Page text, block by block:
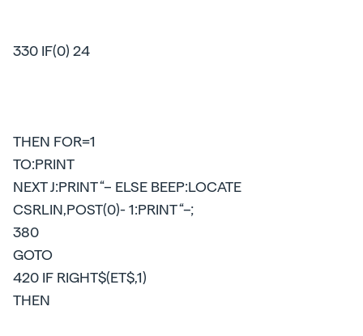
330 IF(0) 24
THEN FOR=1
TO:PRINT
NEXT J:PRINT “– ELSE BEEP:LOCATE
CSRLIN,POST(0)- 1:PRINT “–;
380
GOTO
420 IF RIGHT$(ET$,1)
THEN